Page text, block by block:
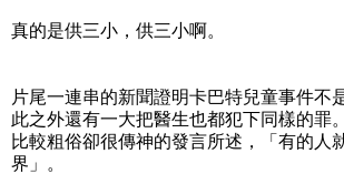
真的是供三小，供三小啊。
片尾一連串的新聞證明卡巴特兒童事件不
此之外還有一大把醫生也都犯下同樣的罪
比較粗俗卻很傳神的發言所述，「有的人
界」。